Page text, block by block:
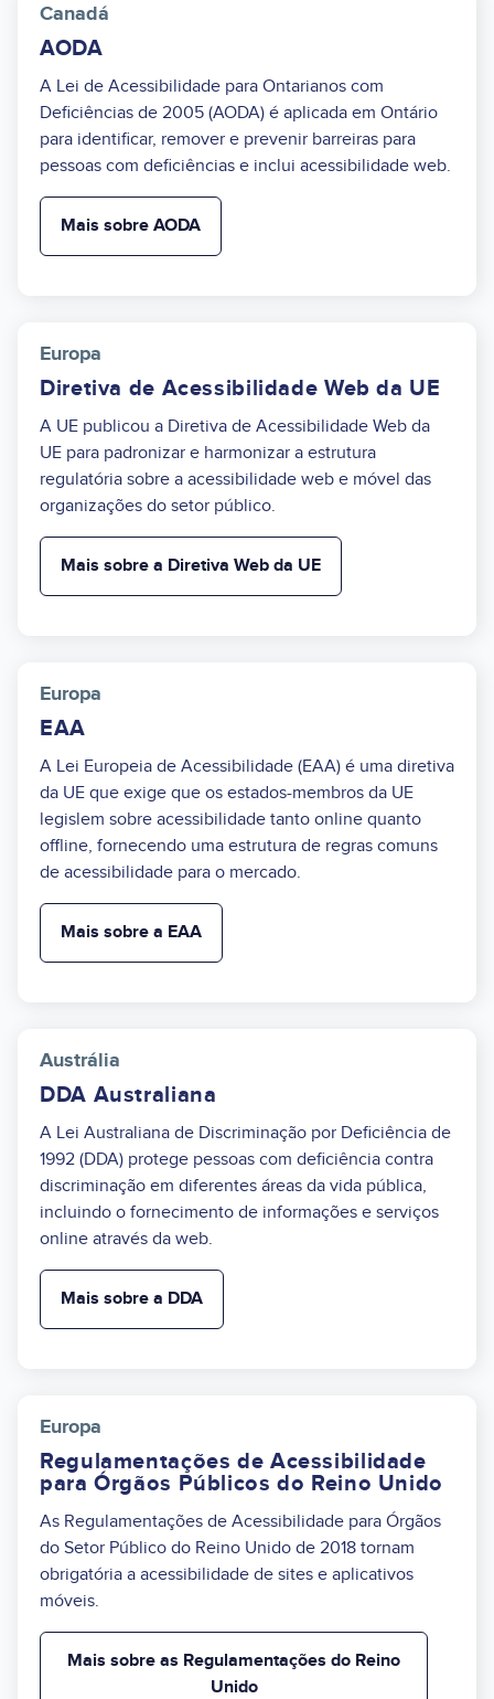
Canadá
AODA
A Lei de Acessibilidade para Ontarianos com
Deficiências de 2005 (AODA) é aplicada em Ontário
para identificar, remover e prevenir barreiras para
pessoas com deficiências e inclui acessibilidade web.
Mais sobre AODA
Europa
Diretiva de Acessibilidade Web da UE
A UE publicou a Diretiva de Acessibilidade Web da
UE para padronizar e harmonizar a estrutura
regulatória sobre a acessibilidade web e móvel das
organizações do setor público.
Mais sobre a Diretiva Web da UE
Europa
EAA
A Lei Europeia de Acessibilidade (EAA) é uma diretiva
da UE que exige que os estados-membros da UE
legislem sobre acessibilidade tanto online quanto
offline, fornecendo uma estrutura de regras comuns
de acessibilidade para o mercado.
Mais sobre a EAA
Austrália
DDA Australiana
A Lei Australiana de Discriminação por Deficiência de
1992 (DDA) protege pessoas com deficiência contra
discriminação em diferentes áreas da vida pública,
incluindo o fornecimento de informações e serviços
online através da web.
Mais sobre a DDA
Europa
Regulamentações de Acessibilidade
para Órgãos Públicos do Reino Unido
As Regulamentações de Acessibilidade para Órgãos
do Setor Público do Reino Unido de 2018 tornam
obrigatória a acessibilidade de sites e aplicativos
móveis.
Mais sobre as Regulamentações do Reino
Unido